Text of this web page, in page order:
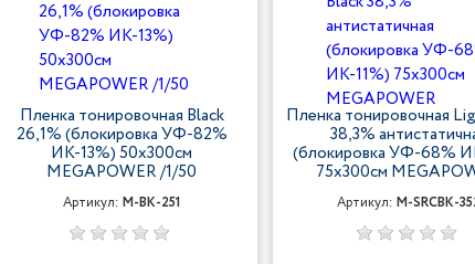
Пленка тонировочная Black
26,1% (блокировка УФ-82%
ИК-13%) 50х300см
MEGAPOWER /1/50
Артикул:M-BK-251
Пленка тонировочная
38,3%
(блокировка УФ-68%
75х300см
Артикул: M-SRCBK-